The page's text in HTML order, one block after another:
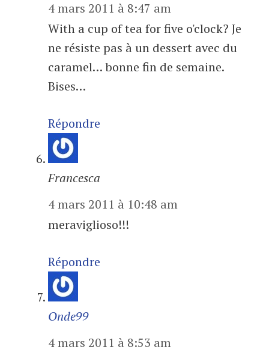
4 mars 2011 à 8:47 am
With a cup of tea for five o'clock? Je
ne résiste pas à un dessert avec du
caramel… bonne fin de semaine.
Bises…
Répondre
Francesca
4 mars 2011 à 10:48 am
meraviglioso!!!
Répondre
Onde99
4 mars 2011 à 8:53 am